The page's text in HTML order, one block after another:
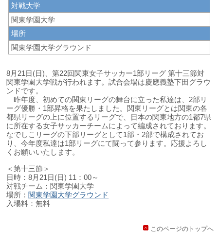
対戦大学
関東学園大学
場所
関東学園大学グラウンド
8月21日(日)、第22回関東女子サッカー1部リーグ 第十三節対
関東学園大学戦が行われます。試合会場は慶應義塾下田グラウ
ンドです。
昨年度、初めての関東リーグの舞台に立った私達は、2部リ
ーグ優勝・1部昇格を果たしました。関東リーグとは関東の各
都県リーグの上に位置するリーグで、日本の関東地方の1都7県
に所在する女子サッカーチームによって編成されております。
なでしこリーグの下部リーグとして1部・2部で構成されてお
り、今年度私達は1部リーグにて闘って参ります。応援よろし
くお願いいたします。
＜第十三節＞
日時：8月21日(日) 11：00～
対戦チーム：関東学園大学
場所： 関東学園大学グラウンド
入場料：無料
このページのトップへ